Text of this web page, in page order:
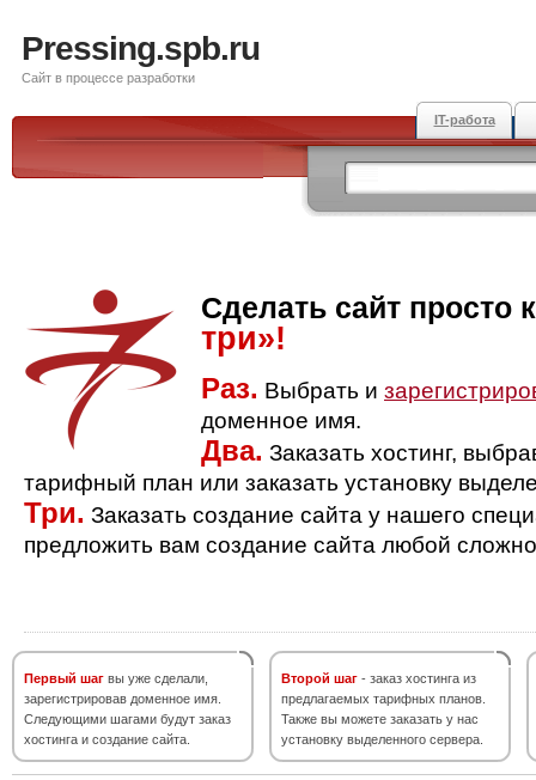
Pressing.spb.ru
Сайт в процессе разработки
IT-работа
Сделать сайт просто
три»!
Раз. Выбрать и
доменное имя.
Два. Заказать хостинг,
тарифный план или заказать установку
Три. Заказать создание сайта у нашего
предложить вам создание сайта любой
Первый шаг вы уже сделали,
зарегистрировав доменное имя.
Следующими шагами будут заказ
хостинга и создание сайта.
Второй шаг - заказ хостинга из
предлагаемых тарифных планов.
Также вы можете заказать у нас
установку выделенного сервера.